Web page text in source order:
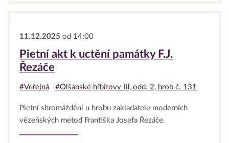
11.12.2025 od 14:00
Pietní akt k uctění památky F.J.
Řezáče
#Veřejná #Olšanské hřbitovy III, odd. 2, hrob č. 131
Pietní shromáždění u hrobu zakladatele moderních
vězeňských metod Františka Josefa Řezáče.